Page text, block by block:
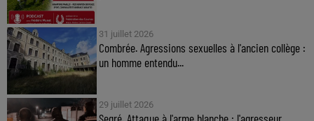
31 juillet 2026
Combrée. Agressions sexuelles à l'ancien collège :
un homme entendu...
29 juillet 2026